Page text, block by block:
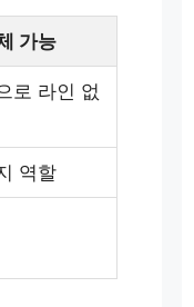
가능
로 라인 없
역할